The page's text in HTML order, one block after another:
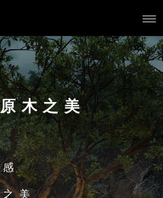
木之美
美